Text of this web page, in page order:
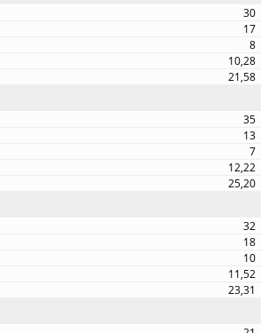
30
17
8
10,28
21,58
35
13
7
12,22
25,20
32
18
10
11,52
23,31